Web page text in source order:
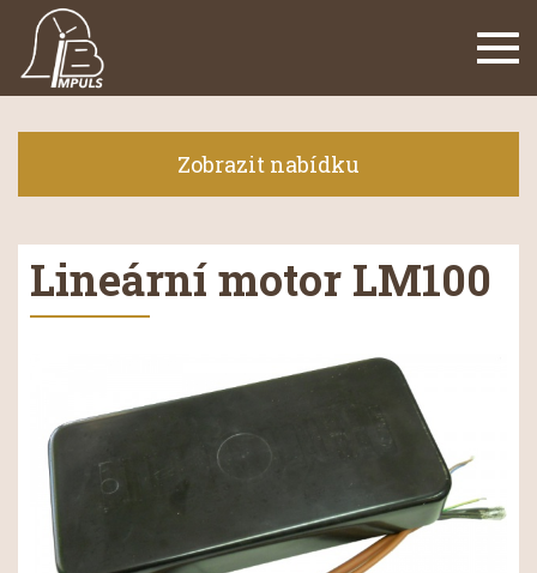
Zobrazit nabídku
Lineární motor LM100